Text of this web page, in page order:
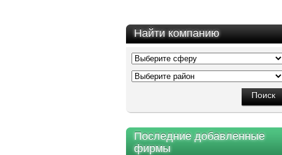
Найти компанию
Последние добавленные
фирмы